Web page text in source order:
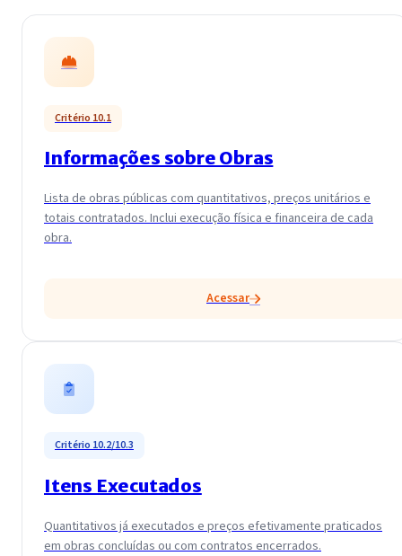
Critério 10.1
Informações sobre Obras
Lista de obras públicas com quantitativos, preços unitários e
totais contratados. Inclui execução física e financeira de cada
obra.
Acessar
Critério 10.2/10.3
Itens Executados
Quantitativos já executados e preços efetivamente praticados
em obras concluídas ou com contratos encerrados.